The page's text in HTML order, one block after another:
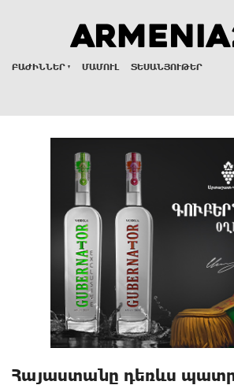
ԲԱԺԻՆՆԵՐ ՄԱՄՈՒԼ ՏԵՍԱՆՅՈՒԹԵՐ
Հայաստանը դեռևս